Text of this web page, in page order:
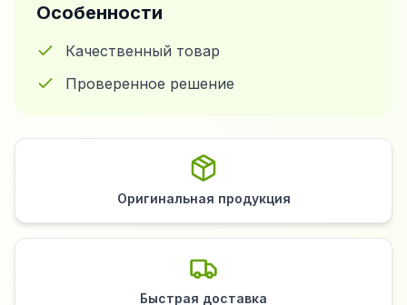
Особенности
Качественный товар
Проверенное решение
Оригинальная продукция
Быстрая доставка